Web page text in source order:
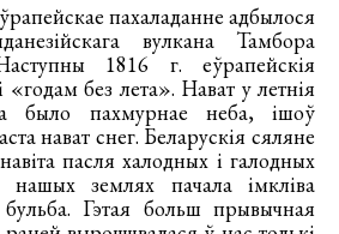
пахаладанне адбылося
вулкана Тамбора
1816 г. еўрапейскія
«годам без лета». Нават у летнія
было пахмурнае неба, ішоў
нават снег. Беларускія сяляне
пасля халодных і галодных
землях пачала імкліва
Гэтая больш прывычная